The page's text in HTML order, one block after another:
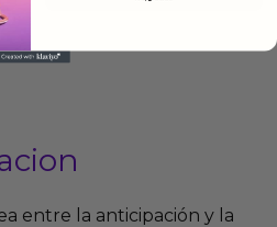
entre la anticipación y la